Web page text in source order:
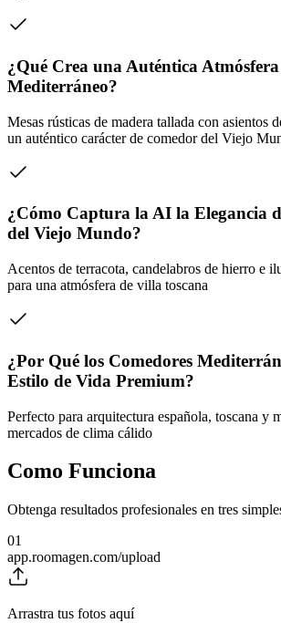
¿Qué Crea una Auténtica
Mediterráneo?
Mesas rústicas de madera tallada con asientos
un auténtico carácter de comedor del Viejo
¿Cómo Captura la AI la Elegancia
del Viejo Mundo?
Acentos de terracota, candelabros de hierro e
para una atmósfera de villa toscana
¿Por Qué los Comedores
Estilo de Vida Premium?
Perfecto para arquitectura española, toscana y
mercados de clima cálido
Como Funciona
Obtenga resultados profesionales en tres
01
app.roomagen.com/upload
Arrastra tus fotos aquí